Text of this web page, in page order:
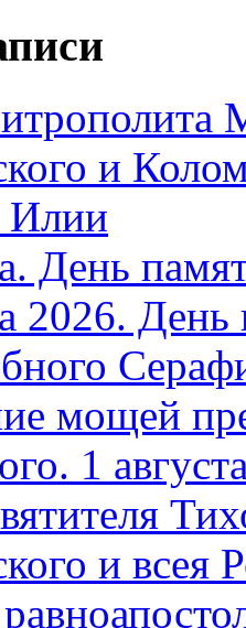
и
Илии
День
2026.
мощей
1
и всея